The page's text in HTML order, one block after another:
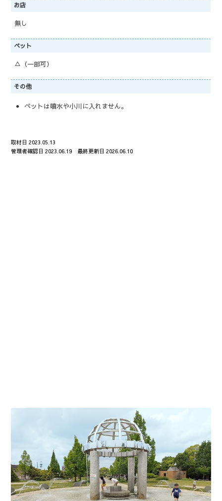
お店
無し
ペット
△（一部可）
その他
ペットは噴水や小川に入れません。
取材日 2023.05.13
管理者確認日 2023.06.19 最終更新日 2026.06.10